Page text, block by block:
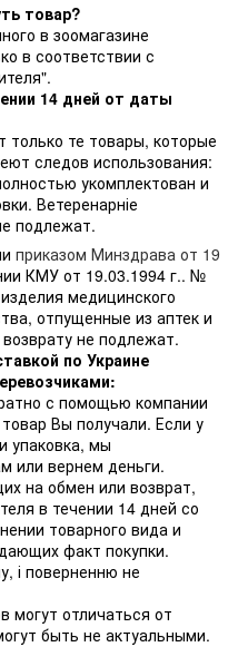
товар?
в зоомагазине
в соответствии с
14 дней от даты
только те товары, которые
следов использования:
укомплектован и
Ветеренарніе
подлежат.
приказом Минздрава от 19
КМУ от 19.03.1994 г.. №
медицинского
отпущенные из аптек и
не подлежат.
по Украине
с помощью компании
Вы получали. Если у
упаковка, мы
или вернем деньги.
на обмен или возврат,
в течении 14 дней со
товарного вида и
факт покупки.
і поверненню не
могут отличаться от
быть не актуальными.